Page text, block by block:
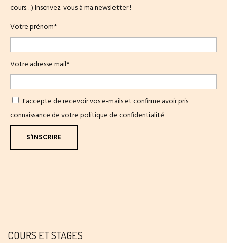
cours…) Inscrivez-vous à ma newsletter !
Votre prénom*
Votre adresse mail*
J'accepte de recevoir vos e-mails et confirme avoir pris
connaissance de votrepolitique de confidentialité
COURS ET STAGES